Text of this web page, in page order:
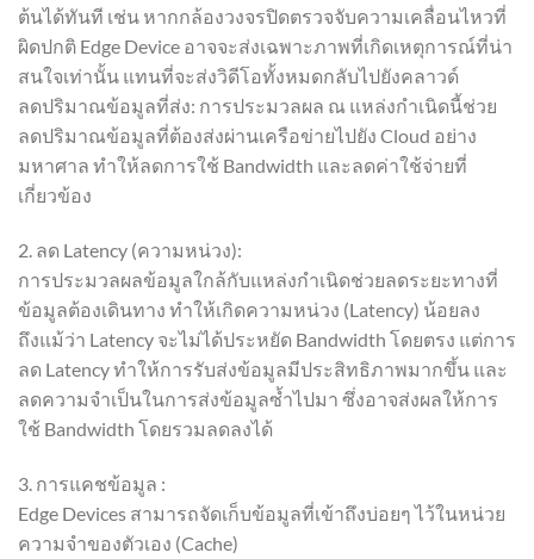
ต้นได้ทันที เช่น หากกล้องวงจรปิดตรวจจับความเคลื่อนไหวที่
ผิดปกติ Edge Device อาจจะส่งเฉพาะภาพที่เกิดเหตุการณ์ที่น่า
สนใจเท่านั้น แทนที่จะส่งวิดีโอทั้งหมดกลับไปยังคลาวด์
ลดปริมาณข้อมูลที่ส่ง: การประมวลผล ณ แหล่งกำเนิดนี้ช่วย
ลดปริมาณข้อมูลที่ต้องส่งผ่านเครือข่ายไปยัง Cloud อย่าง
มหาศาล ทำให้ลดการใช้ Bandwidth และลดค่าใช้จ่ายที่
เกี่ยวข้อง
2. ลด Latency (ความหน่วง):
การประมวลผลข้อมูลใกล้กับแหล่งกำเนิดช่วยลดระยะทางที่
ข้อมูลต้องเดินทาง ทำให้เกิดความหน่วง (Latency) น้อยลง
ถึงแม้ว่า Latency จะไม่ได้ประหยัด Bandwidth โดยตรง แต่การ
ลด Latency ทำให้การรับส่งข้อมูลมีประสิทธิภาพมากขึ้น และ
ลดความจำเป็นในการส่งข้อมูลซ้ำไปมา ซึ่งอาจส่งผลให้การ
ใช้ Bandwidth โดยรวมลดลงได้
3. การแคชข้อมูล :
Edge Devices สามารถจัดเก็บข้อมูลที่เข้าถึงบ่อยๆ ไว้ในหน่วย
ความจำของตัวเอง (Cache)